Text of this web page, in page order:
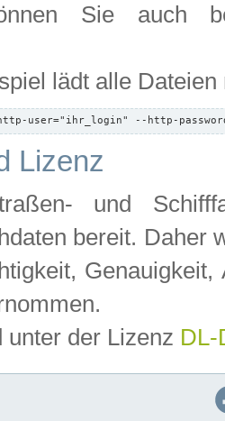
Sie auch
lädt alle
user="ihr_login" --http-
Lizenz
und
bereit. Daher
unter der Lizenz